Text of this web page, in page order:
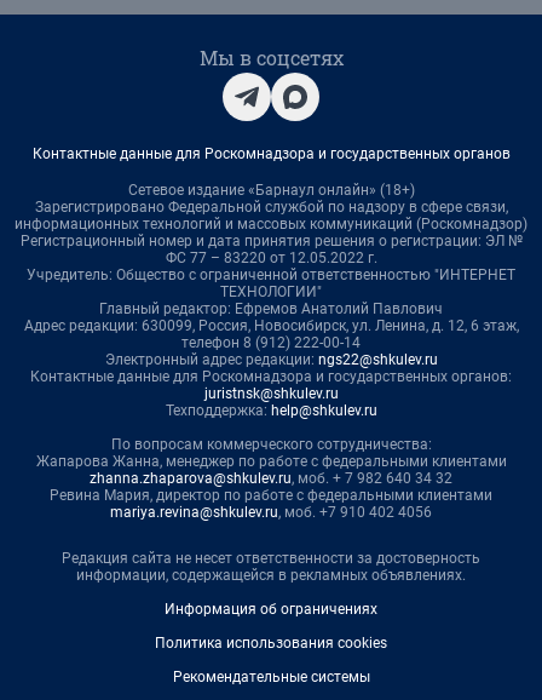
Мы в соцсетях
Контактные данные для Роскомнадзора и государственных органов
Сетевое издание «Барнаул онлайн» (18+)
Зарегистрировано Федеральной службой по надзору в сфере связи,
информационных технологий и массовых коммуникаций (Роскомнадзор)
Регистрационный номер и дата принятия решения о регистрации: ЭЛ №
ФС 77 – 83220 от 12.05.2022 г.
Учредитель: Общество с ограниченной ответственностью "ИНТЕРНЕТ
ТЕХНОЛОГИИ"
Главный редактор: Ефремов Анатолий Павлович
Адрес редакции: 630099, Россия, Новосибирск, ул. Ленина, д. 12, 6 этаж,
телефон 8 (912) 222-00-14
Электронный адрес редакции: ngs22@shkulev.ru
Контактные данные для Роскомнадзора и государственных органов:
juristnsk@shkulev.ru
Техподдержка: help@shkulev.ru
По вопросам коммерческого сотрудничества:
Жапарова Жанна, менеджер по работе с федеральными клиентами
zhanna.zhaparova@shkulev.ru, моб. + 7 982 640 34 32
Ревина Мария, директор по работе с федеральными клиентами
mariya.revina@shkulev.ru, моб. +7 910 402 4056
Редакция сайта не несет ответственности за достоверность
информации, содержащейся в рекламных объявлениях.
Информация об ограничениях
Политика использования cookies
Рекомендательные системы